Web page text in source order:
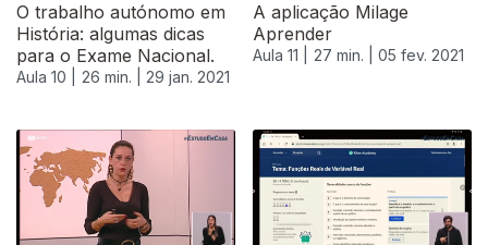
O trabalho autónomo em
História: algumas dicas
para o Exame Nacional.
Aula 10 | 26 min. | 29 jan. 2021
A aplicação Milage
Aprender
Aula 11 | 27 min. | 05 fev. 2021